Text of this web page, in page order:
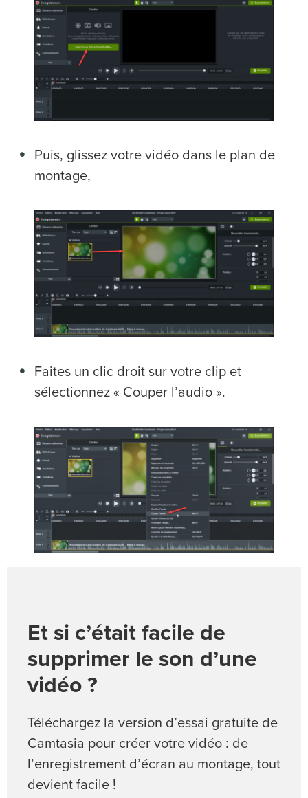
Puis, glissez votre vidéo dans le plan de
montage,
Faites un clic droit sur votre clip et
sélectionnez « Couper l’audio ».
Et si c’était facile de
supprimer le son d’une
vidéo ?
Téléchargez la version d’essai gratuite de
Camtasia pour créer votre vidéo : de
l’enregistrement d’écran au montage, tout
devient facile !